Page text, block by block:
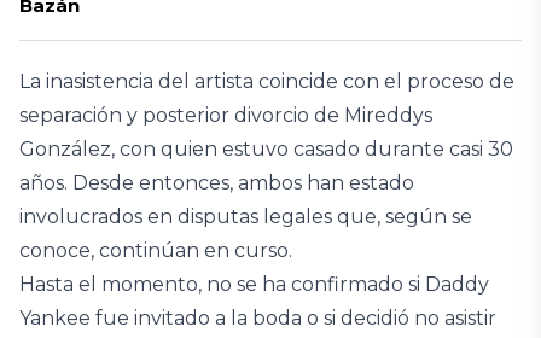
Bazán
La inasistencia del artista coincide con el proceso de
separación y posterior divorcio de Mireddys
González, con quien estuvo casado durante casi 30
años. Desde entonces, ambos han estado
involucrados en disputas legales que, según se
conoce, continúan en curso.
Hasta el momento, no se ha confirmado si Daddy
Yankee fue invitado a la boda o si decidió no asistir